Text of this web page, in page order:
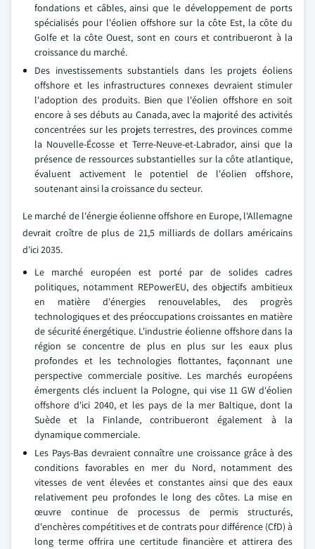
fondations et câbles, ainsi que le développement de ports
spécialisés pour l'éolien offshore sur la côte Est, la côte du
Golfe et la côte Ouest, sont en cours et contribueront à la
croissance du marché.
Des investissements substantiels dans les projets éoliens
offshore et les infrastructures connexes devraient stimuler
l'adoption des produits. Bien que l'éolien offshore en soit
encore à ses débuts au Canada, avec la majorité des activités
concentrées sur les projets terrestres, des provinces comme
la Nouvelle-Écosse et Terre-Neuve-et-Labrador, ainsi que la
présence de ressources substantielles sur la côte atlantique,
évaluent activement le potentiel de l'éolien offshore,
soutenant ainsi la croissance du secteur.
Le marché de l'énergie éolienne offshore en Europe, l'Allemagne
devrait croître de plus de 21,5 milliards de dollars américains
d'ici 2035.
Le marché européen est porté par de solides cadres
politiques, notamment REPowerEU, des objectifs ambitieux
en matière d'énergies renouvelables, des progrès
technologiques et des préoccupations croissantes en matière
de sécurité énergétique. L'industrie éolienne offshore dans la
région se concentre de plus en plus sur les eaux plus
profondes et les technologies flottantes, façonnant une
perspective commerciale positive. Les marchés européens
émergents clés incluent la Pologne, qui vise 11 GW d'éolien
offshore d'ici 2040, et les pays de la mer Baltique, dont la
Suède et la Finlande, contribueront également à la
dynamique commerciale.
Les Pays-Bas devraient connaître une croissance grâce à des
conditions favorables en mer du Nord, notamment des
vitesses de vent élevées et constantes ainsi que des eaux
relativement peu profondes le long des côtes. La mise en
œuvre continue de processus de permis structurés,
d'enchères compétitives et de contrats pour différence (CfD) à
long terme offrira une certitude financière et attirera des